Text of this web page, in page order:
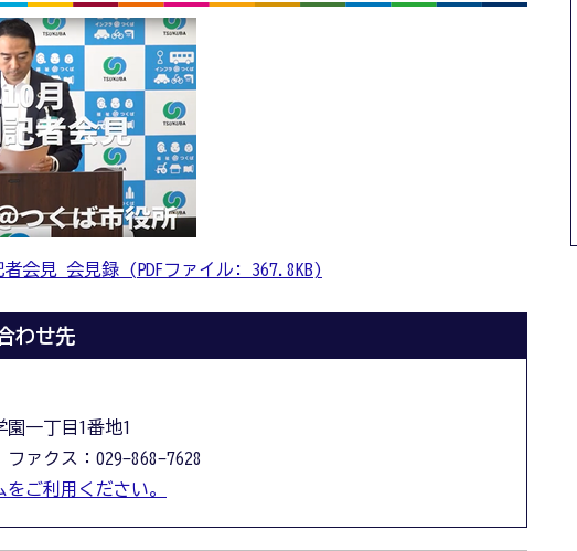
者会見 会見録 (PDFファイル: 367.8KB)
わせ先
一丁目1番地1
ァクス：029-868-7628
ご利用ください。